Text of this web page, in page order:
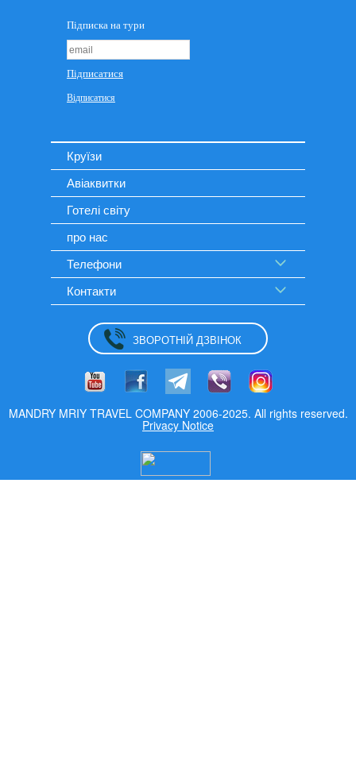
Круїзи
Авіаквитки
Готелі світу
про нас
Телефони
Контакти
ЗВОРОТНІЙ ДЗВІНОК
MANDRY MRIY TRAVEL COMPANY 2006-2025. All rights reserved.
Privacy Notice